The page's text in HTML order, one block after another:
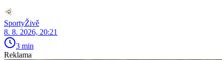
SportyŽivě
8. 8. 2026, 20:21
3 min
Reklama